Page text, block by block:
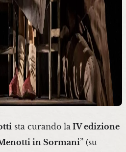
sta curando la IV edizione
in Sormani” (su